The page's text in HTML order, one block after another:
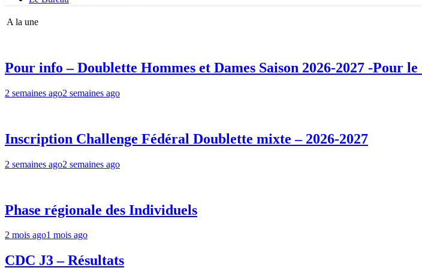
A la une
Pour info – Doublette Hommes et Dames Saison 2026-2027 -Pour
2 semaines ago2 semaines ago
Inscription Challenge Fédéral Doublette mixte – 2026-2027
2 semaines ago2 semaines ago
Phase régionale des Individuels
2 mois ago1 mois ago
CDC J3 – Résultats